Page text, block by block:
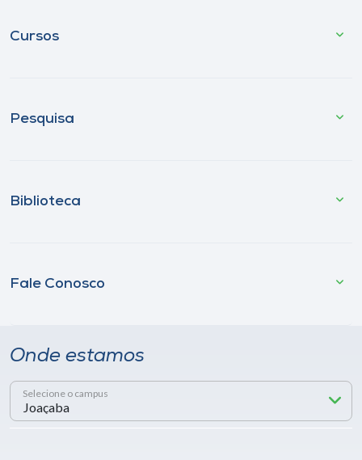
Cursos
Pesquisa
Biblioteca
Fale Conosco
Onde estamos
Selecione o campus